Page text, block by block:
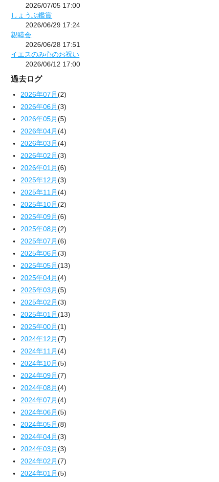
2026/07/05 17:00
しょうぶ鑑賞
2026/06/29 17:24
親睦会
2026/06/28 17:51
イエスのみ心のお祝い
2026/06/12 17:00
過去ログ
2026年07月(2)
2026年06月(3)
2026年05月(5)
2026年04月(4)
2026年03月(4)
2026年02月(3)
2026年01月(6)
2025年12月(3)
2025年11月(4)
2025年10月(2)
2025年09月(6)
2025年08月(2)
2025年07月(6)
2025年06月(3)
2025年05月(13)
2025年04月(4)
2025年03月(5)
2025年02月(3)
2025年01月(13)
2025年00月(1)
2024年12月(7)
2024年11月(4)
2024年10月(5)
2024年09月(7)
2024年08月(4)
2024年07月(4)
2024年06月(5)
2024年05月(8)
2024年04月(3)
2024年03月(3)
2024年02月(7)
2024年01月(5)